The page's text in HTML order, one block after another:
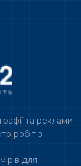
та реклами
робіт з
для